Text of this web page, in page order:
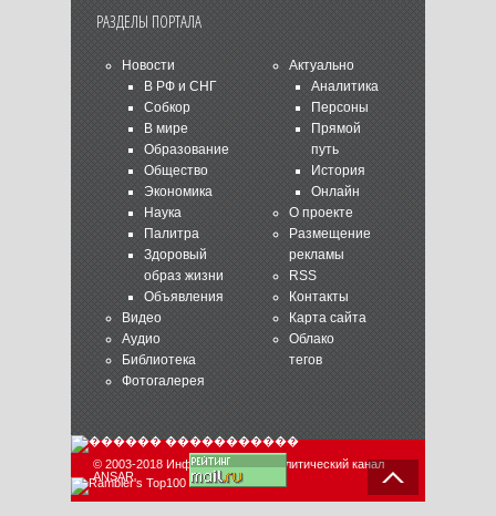
РАЗДЕЛЫ ПОРТАЛА
Новости
В РФ и СНГ
Собкор
В мире
Образование
Общество
Экономика
Наука
Палитра
Здоровый
образ жизни
Объявления
Видео
Аудио
Библиотека
Фотогалерея
Актуально
Аналитика
Персоны
Прямой
путь
История
Онлайн
О проекте
Размещение
рекламы
RSS
Контакты
Карта сайта
Облако
тегов
© 2003-2018 Информационно-аналитический канал
ANSAR